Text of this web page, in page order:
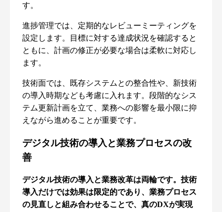
す。
進捗管理では、定期的なレビューミーティングを
設定します。目標に対する達成状況を確認すると
ともに、計画の修正が必要な場合は柔軟に対応し
ます。
技術面では、既存システムとの整合性や、新技術
の導入時期なども考慮に入れます。段階的なシス
テム更新計画を立て、業務への影響を最小限に抑
えながら進めることが重要です。
デジタル技術の導入と業務プロセスの改
善
デジタル技術の導入と業務改革は両輪です。技術
導入だけでは効果は限定的であり、業務プロセス
の見直しと組み合わせることで、真のDXが実現